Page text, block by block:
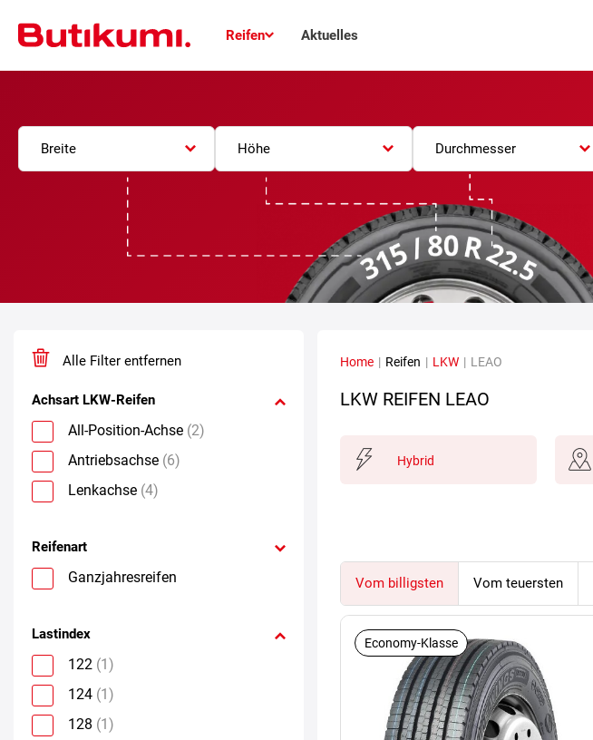
Reifen Aktuelles
Breite Höhe Durchmesser
Alle Filter entfernen
Achsart LKW-Reifen
All-Position-Achse (2)
Antriebsachse (6)
Lenkachse (4)
Reifenart
Ganzjahresreifen
Lastindex
122 (1)
124 (1)
128 (1)
Home | Reifen | LKW | LEAO
LKW REIFEN LEAO
Hybrid
Vom billigsten Vom teuersten
Economy-Klasse